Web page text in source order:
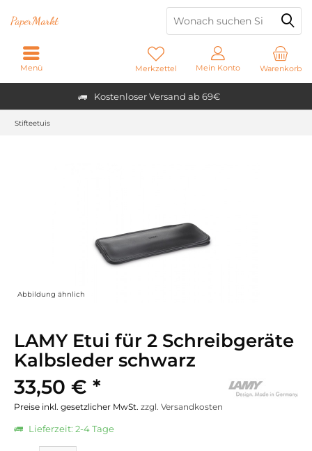
Kostenloser Versand ab 69€
PaperMarkt
Warenkorb
Merkzettel Mein Konto
Menü
Stifteetuis
Abbildung ähnlich
LAMY Etui für 2 Schreibgeräte
Kalbsleder schwarz
33,50 € *
Preise inkl. gesetzlicher MwSt. zzgl. Versandkosten
Lieferzeit: 2-4 Tage